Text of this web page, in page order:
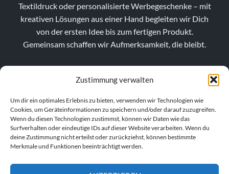
Zustimmung verwalten
Um dir ein optimales Erlebnis zu bieten, verwenden wir Technologien wie
Cookies, um Geräteinformationen zu speichern und/oder darauf zuzugreifen.
Wenn du diesen Technologien zustimmst, können wir Daten wie das
Surfverhalten oder eindeutige IDs auf dieser Website verarbeiten. Wenn du
deine Zustimmung nicht erteilst oder zurückziehst, können bestimmte
Merkmale und Funktionen beeinträchtigt werden.
Textildruck oder personalisierte Werbegeschenke – mit
kreativen Lösungen aus einer Hand begleiten wir Dich
von der ersten Idee bis zum fertigen Produkt.
Gemeinsam schaffen wir Aufmerksamkeit, die bleibt.